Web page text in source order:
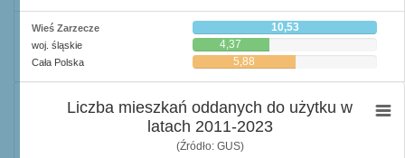
Wieś Zarzecze 10,53
woj. śląskie 4,37
Cała Polska 5,88
Liczba mieszkań oddanych do użytku w
latach 2011-2023
(Źródło: GUS)